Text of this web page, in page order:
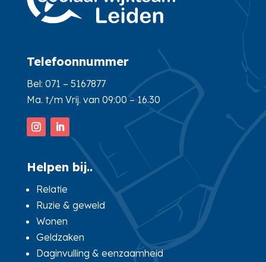
Telefoonnummer
Bel: 071 – 5167877
Ma. t/m Vrij. van 09:00 – 16.30
Helpen bij..
Relatie
Ruzie & geweld
Wonen
Geldzaken
Daginvulling & eenzaamheid